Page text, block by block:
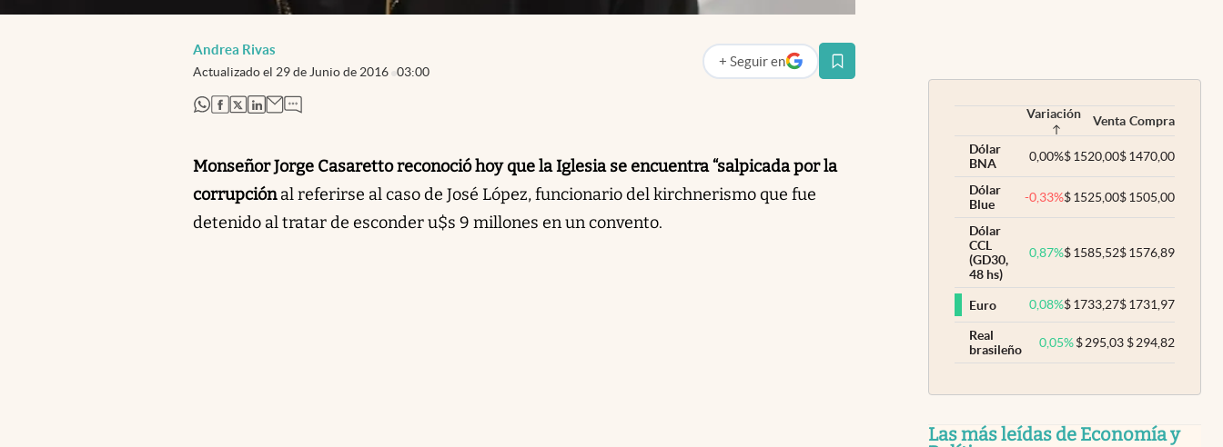
Andrea Rivas
Actualizado el 29 de Junio de 2016 03:00
+ Seguir en
abre en nueva pestaña
abre en nueva pestaña
abre en nueva pestaña
abre en nueva pestaña
abre en nueva pestaña
Monseñor Jorge Casaretto reconoció hoy que la Iglesia se encuentra “salpicada por la
corrupciónal referirse al caso de José López, funcionario del kirchnerismo que fue
detenido al tratar de esconder u$s 9 millones en un convento.
Variación Venta Compra
Dólar
BNA
0,00%$1520,00$1470,00
Dólar
Blue
-0,33%$1525,00$1505,00
Dólar
CCL
(GD30,
48 hs)
0,87%$1585,52$1576,89
Euro 0,08%$1733,27$1731,97
Real
brasileño
0,05% $295,03 $294,82
Las más leídas de Economía y